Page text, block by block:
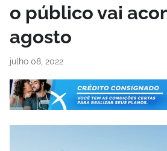
o público vai
agosto
julho 08, 2022